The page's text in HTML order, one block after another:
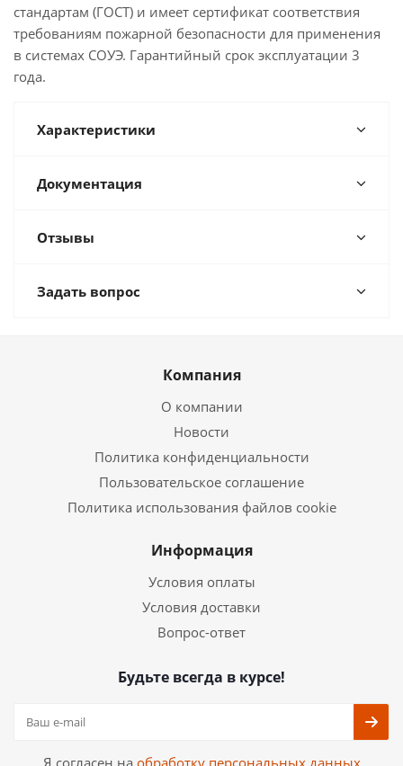
стандартам (ГОСТ) и имеет сертификат соответствия
требованиям пожарной безопасности для применения
в системах СОУЭ. Гарантийный срок эксплуатации 3
года.
Характеристики
Документация
Отзывы
Задать вопрос
Компания
О компании
Новости
Политика конфиденциальности
Пользовательское соглашение
Политика использования файлов cookie
Информация
Условия оплаты
Условия доставки
Вопрос-ответ
Будьте всегда в курсе!
Я согласен на обработку персональных данных